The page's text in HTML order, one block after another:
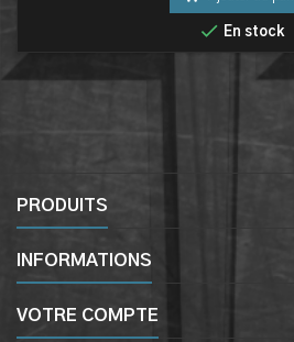
 En stock
PRODUITS
INFORMATIONS
VOTRE COMPTE